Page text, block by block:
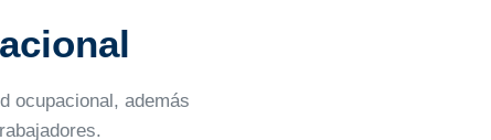
ocupacional, además